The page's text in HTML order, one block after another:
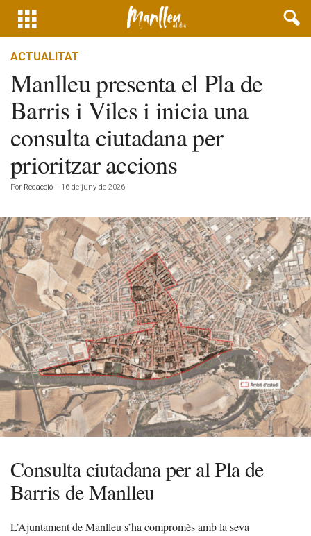
ACTUALITAT
Manlleu presenta el Pla de
Barris i Viles i inicia una
consulta ciutadana per
prioritzar accions
Por Redacció - 16 de juny de 2026
Consulta ciutadana per al Pla de
Barris de Manlleu
L’Ajuntament de Manlleu s’ha compromès amb la seva